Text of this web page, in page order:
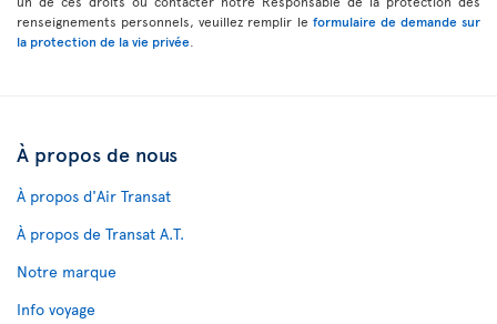
renseignements personnels, veuillez remplir le formulaire de demande sur
la protection de la vie privée
À propos de nous
À propos d'Air Transat
À propos de Transat A.T.
Notre marque
Info voyage